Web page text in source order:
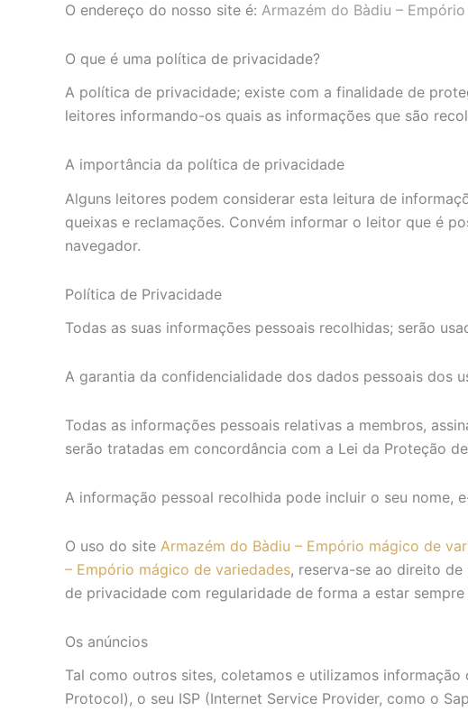
O endereço do nosso site é: Armazém do Bàdiu –
O que é uma política de privacidade?
A política de privacidade; existe com a finalidade de
leitores informando-os quais as informações que são
A importância da política de privacidade
Alguns leitores podem considerar esta leitura de
queixas e reclamações. Convém informar o leitor que é
navegador.
Política de Privacidade
Todas as suas informações pessoais recolhidas; serão
A garantia da confidencialidade dos dados pessoais dos
Todas as informações pessoais relativas a membros,
serão tratadas em concordância com a Lei da Proteção
A informação pessoal recolhida pode incluir o seu nome,
O uso do site Armazém do Bàdiu – Empório mágico de
– Empório mágico de variedades, reserva-se ao direito
de privacidade com regularidade de forma a estar
Os anúncios
Tal como outros sites, coletamos e utilizamos
Protocol), o seu ISP (Internet Service Provider, como o